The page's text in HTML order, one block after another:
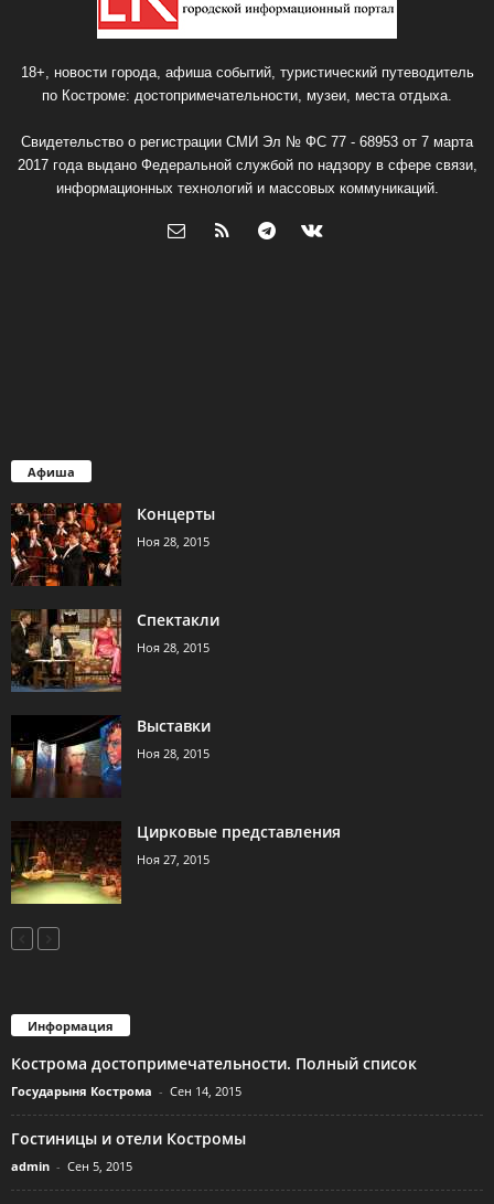
18+, новости города, афиша событий, туристический путеводитель
по Костроме: достопримечательности, музеи, места отдыха.
Свидетельство о регистрации СМИ Эл № ФС 77 - 68953 от 7 марта
2017 года выдано Федеральной службой по надзору в сфере связи,
информационных технологий и массовых коммуникаций.
Афиша
Концерты
Ноя 28, 2015
Спектакли
Ноя 28, 2015
Выставки
Ноя 28, 2015
Цирковые представления
Ноя 27, 2015
Информация
Кострома достопримечательности. Полный список
Государыня Кострома - Сен 14, 2015
Гостиницы и отели Костромы
admin - Сен 5, 2015